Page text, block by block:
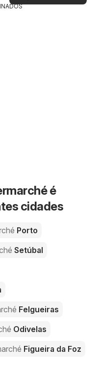
é
cidades
Porto
Setúbal
Felgueiras
Odivelas
Figueira da Foz